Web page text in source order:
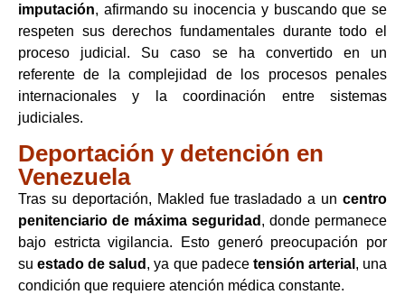
imputación, afirmando su inocencia y buscando que se
respeten sus derechos fundamentales durante todo el
proceso judicial. Su caso se ha convertido en un
referente de la complejidad de los procesos penales
internacionales y la coordinación entre sistemas
judiciales.
Deportación y detención en
Venezuela
Tras su deportación, Makled fue trasladado a un centro
penitenciario de máxima seguridad , donde permanece
bajo estricta vigilancia. Esto generó preocupación por
suestado de salud , ya que padece tensión arterial , una
condición que requiere atención médica constante.